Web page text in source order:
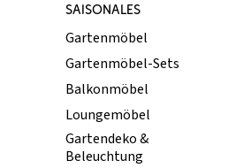
SAISONALES
Gartenmöbel
Gartenmöbel-Sets
Balkonmöbel
Loungemöbel
Gartendeko &
Beleuchtung